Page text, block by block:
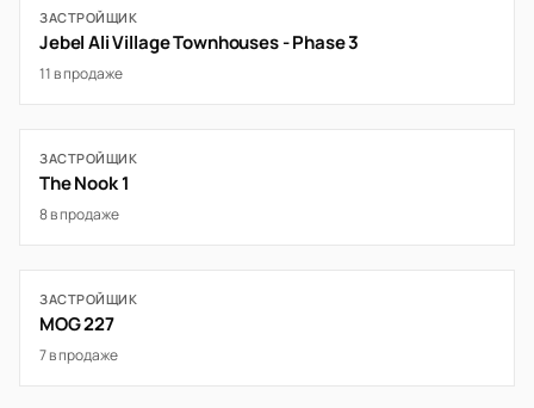
ЗАСТРОЙЩИК
Jebel Ali Village Townhouses - Phase 3
11 в продаже
ЗАСТРОЙЩИК
The Nook 1
8 в продаже
ЗАСТРОЙЩИК
MOG 227
7 в продаже